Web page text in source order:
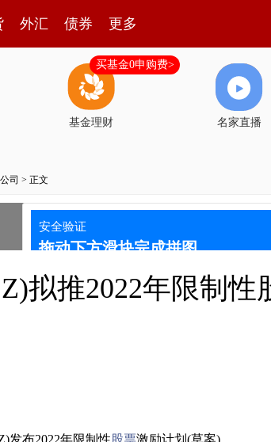
外汇 债券 更多
基金理财
买基金0申购费>
名家直播
司 > 正文
拟推2022年限制
发布2022年限制性 股票激励计划(草案)，